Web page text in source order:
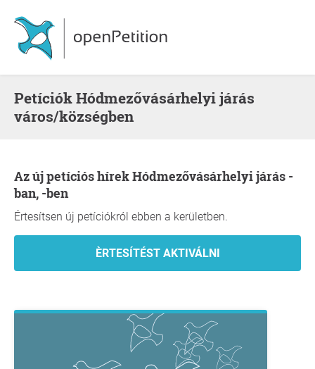
Petíciók Hódmezővásárhelyi járás
város/községben
Az új petíciós hírek Hódmezővásárhelyi járás -
ban, -ben
Értesítsen új petíciókról ebben a kerületben.